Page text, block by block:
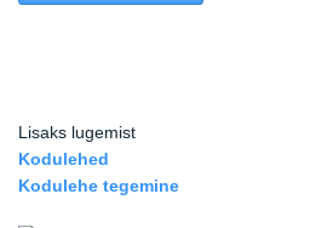
Lisaks lugemist
Kodulehed
Kodulehe tegemine